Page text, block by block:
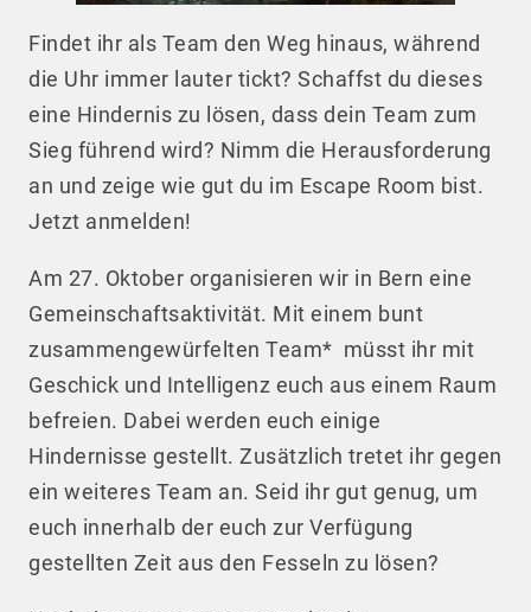
Findet ihr als Team den Weg hinaus, während
die Uhr immer lauter tickt? Schaffst du dieses
eine Hindernis zu lösen, dass dein Team zum
Sieg führend wird? Nimm die Herausforderung
an und zeige wie gut du im Escape Room bist.
Jetzt anmelden!
Am 27. Oktober organisieren wir in Bern eine
Gemeinschaftsaktivität. Mit einem bunt
zusammengewürfelten Team* müsst ihr mit
Geschick und Intelligenz euch aus einem Raum
befreien. Dabei werden euch einige
Hindernisse gestellt. Zusätzlich tretet ihr gegen
ein weiteres Team an. Seid ihr gut genug, um
euch innerhalb der euch zur Verfügung
gestellten Zeit aus den Fesseln zu lösen?